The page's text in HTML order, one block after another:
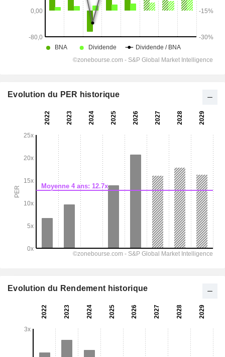
Evolution du PER historique
Evolution du Rendement historique